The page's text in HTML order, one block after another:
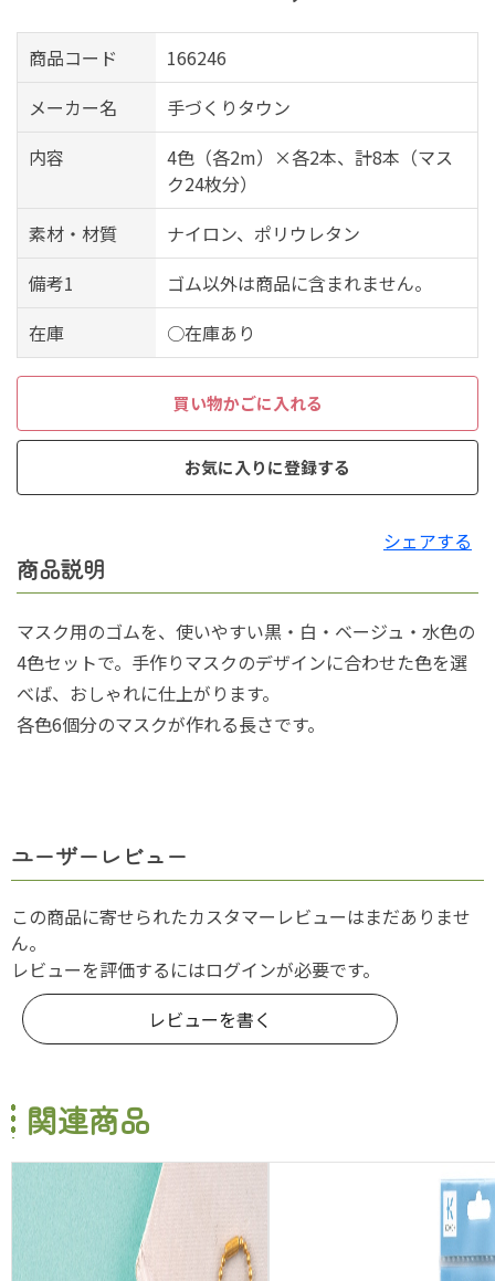
商品コード
166246
メーカー名
手づくりタウン
内容
4色（各2m）×各2本、計8本（マス
ク24枚分）
素材・材質
ナイロン、ポリウレタン
備考1
ゴム以外は商品に含まれません。
在庫
○在庫あり
買い物かごに入れる
お気に入りに登録する
シェアする
商品説明
マスク用のゴムを、使いやすい黒・白・ベージュ・水色の
4色セットで。手作りマスクのデザインに合わせた色を選
べば、おしゃれに仕上がります。
各色6個分のマスクが作れる長さです。
ユーザーレビュー
この商品に寄せられたカスタマーレビューはまだありませ
ん。
レビューを評価するにはログインが必要です。
レビューを書く
関連商品